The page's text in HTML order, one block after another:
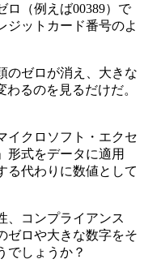
ロ（例えば00389）で
ジットカード番号のよ
のゼロが消え、大きな
るのを見るだけだ。
イクロソフト・エクセ
形式をデータに適用
る代わりに数値として
、コンプライアンス
ゼロや大きな数字をそ
でしょうか？